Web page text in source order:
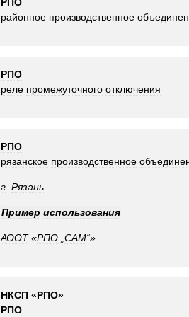
районное производственное
РПО
реле промежуточного отключения
РПО
рязанское производственное
г Рязань
Пример использования
АООТ«РПО САМ“»
НКСП «РПО»
РПО